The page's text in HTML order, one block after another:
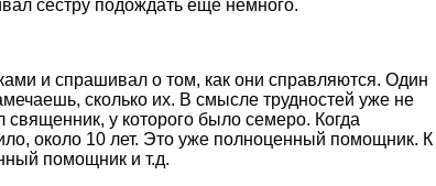
сестру подождать еще немного.
и спрашивал о том, как они справляются. Один
сколько их. В смысле трудностей уже не
у которого было семеро. Когда
около 10 лет. Это уже полноценный помощник. К
помощник и т.д.